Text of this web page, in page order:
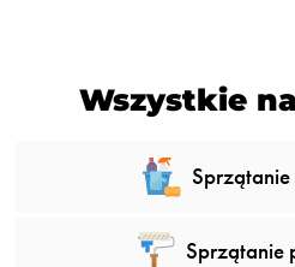
Wszystkie
Sprzątanie
Sprzątanie